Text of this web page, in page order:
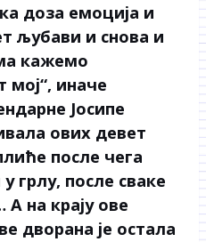
доза емоција и
љубави и снова и
кажемо
иначе
Јосипе
ових девет
после чега
грлу, после сваке
на крају ове
дворана је остала